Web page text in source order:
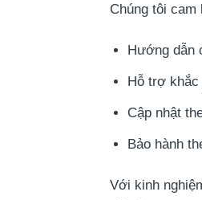
Chúng tôi cam
Hướng dẫn
Hỗ trợ
Cập nhật
Bảo hành
Với kinh